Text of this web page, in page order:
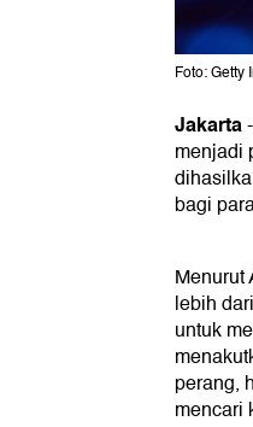
Foto: Getty
Jakarta-
menjadi
bagi
Menurut
lebih
untuk
perang,
mencari